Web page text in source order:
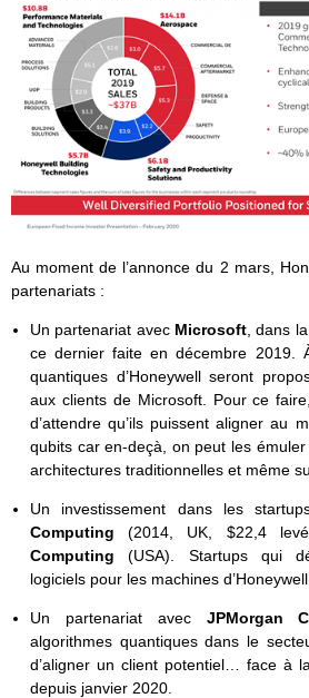
Au moment de l’annonce du 2 mars,
partenariats :
Un partenariat avec Microsoft, dans
ce dernier faite en décembre 2019.
quantiques d’Honeywell seront
aux clients de Microsoft. Pour ce
d’attendre qu’ils puissent aligner au
qubits car en-deçà, on peut les
architectures traditionnelles et même
Un investissement dans les
Computing(2014, UK, $22,4
Computing(USA). Startups qui
logiciels pour les machines d’Honeywell.
Un partenariat avec JPMorgan
algorithmes quantiques dans le
d’aligner un client potentiel… face à
depuis janvier 2020.